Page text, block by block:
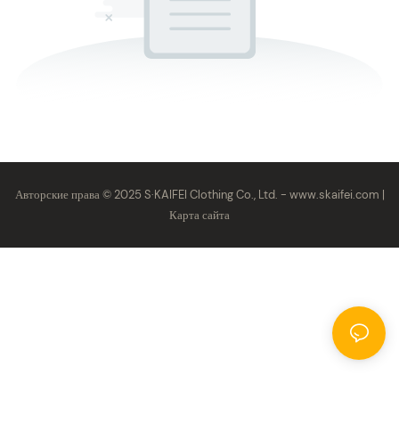
Авторские права © 2025 S·KAIFEI Clothing Co., Ltd. - www.skaifei.com |
Карта сайта